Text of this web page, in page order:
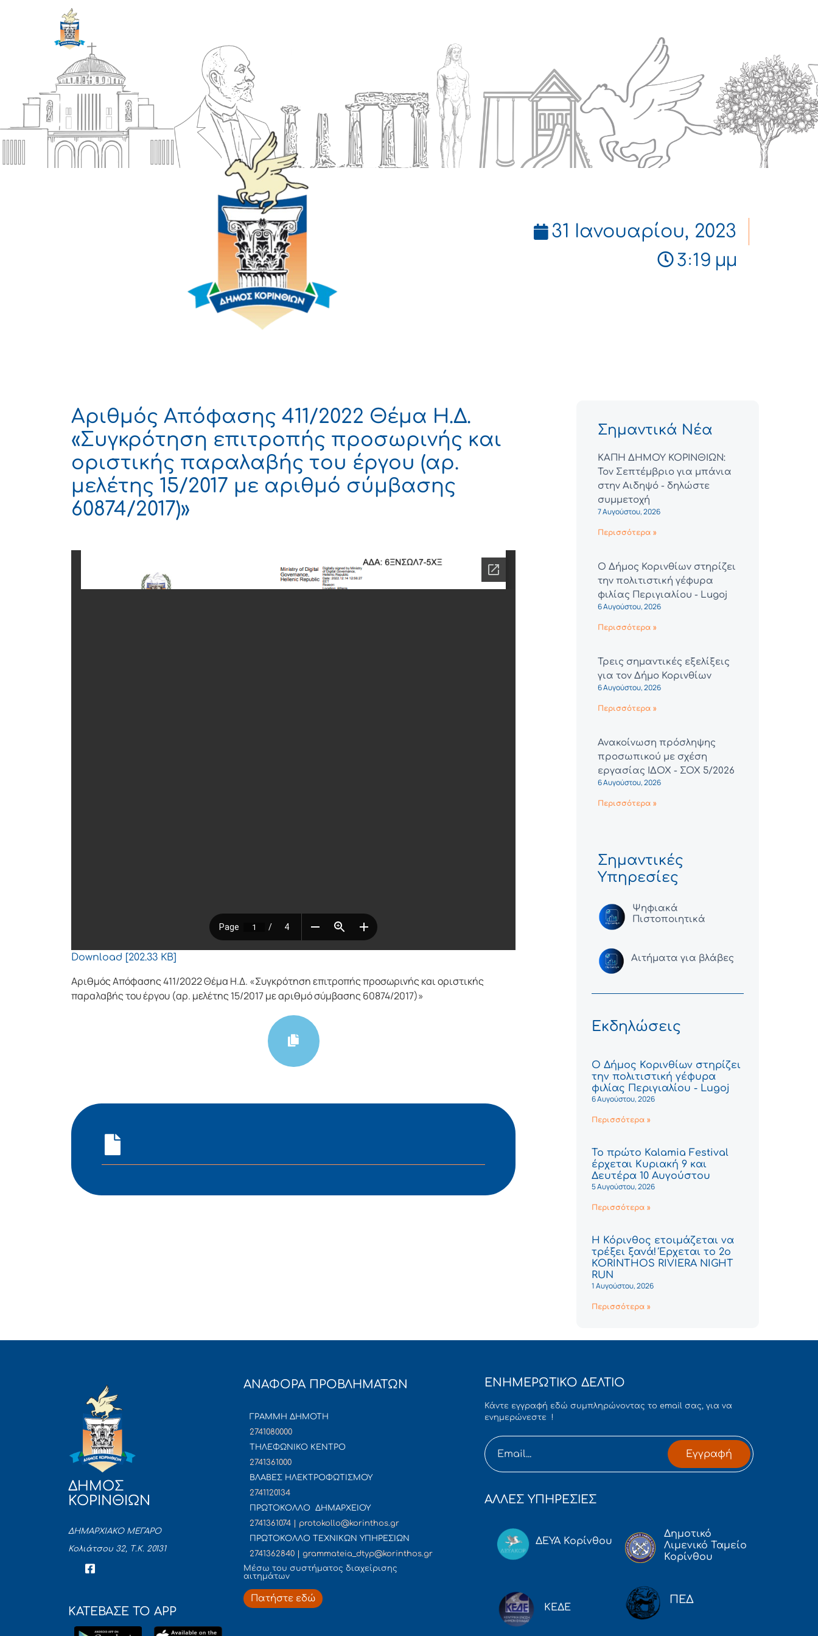
31 Ιανουαρίου, 2023
3:19 μμ
Αριθμός Απόφασης 411/2022 Θέμα Η.Δ.
«Συγκρότηση επιτροπής προσωρινής και
οριστικής παραλαβής του έργου (αρ.
μελέτης 15/2017 με αριθμό σύμβασης
60874/2017)»
Download [202.33 KB]
Αριθμός Απόφασης 411/2022 Θέμα Η.Δ. «Συγκρότηση επιτροπής προσωρινής και οριστικής
παραλαβής του έργου (αρ. μελέτης 15/2017 με αριθμό σύμβασης 60874/2017)»
Σημαντικά Νέα
ΚΑΠΗ ΔΗΜΟΥ ΚΟΡΙΝΘΙΩΝ:
Τον Σεπτέμβριο για μπάνια
στην Αιδηψό - δηλώστε
συμμετοχή
7 Αυγούστου, 2026
Περισσότερα »
Ο Δήμος Κορινθίων στηρίζει
την πολιτιστική γέφυρα
φιλίας Περιγιαλίου - Lugoj
6 Αυγούστου, 2026
Περισσότερα »
Τρεις σημαντικές εξελίξεις
για τον Δήμο Κορινθίων
6 Αυγούστου, 2026
Περισσότερα »
Ανακοίνωση πρόσληψης
προσωπικού με σχέση
εργασίας ΙΔΟΧ - ΣΟΧ 5/2026
6 Αυγούστου, 2026
Περισσότερα »
Σημαντικές
Υπηρεσίες
Ψηφιακά
Πιστοποιητικά
Αιτήματα για βλάβες
Εκδηλώσεις
Ο Δήμος Κορινθίων στηρίζει
την πολιτιστική γέφυρα
φιλίας Περιγιαλίου - Lugoj
6 Αυγούστου, 2026
Περισσότερα »
Το πρώτο Kalamia Festival
έρχεται Κυριακή 9 και
Δευτέρα 10 Αυγούστου
5 Αυγούστου, 2026
Περισσότερα »
Η Κόρινθος ετοιμάζεται να
τρέξει ξανά! Έρχεται το 2ο
KORINTHOS RIVIERA NIGHT
RUN
1 Αυγούστου, 2026
Περισσότερα »
ΔΗΜΟΣ
ΚΟΡΙΝΘΙΩΝ
ΔΗΜΑΡΧΙΑΚΟ ΜΕΓΑΡΟ
Κολιάτσου 32, Τ.Κ. 20131
ΚΑΤΕΒΑΣΕ ΤΟ APP
ΑΝΑΦΟΡΑ ΠΡΟΒΛΗΜΑΤΩΝ
ΓΡΑΜΜΗ ΔΗΜΟΤΗ
2741080000
ΤΗΛΕΦΩΝΙΚΟ ΚΕΝΤΡΟ
2741361000
ΒΛΑΒΕΣ ΗΛΕΚΤΡΟΦΩΤΙΣΜΟΥ
2741120134
ΠΡΩΤΟΚΟΛΛΟ ΔΗΜΑΡΧΕΙΟΥ
2741361074 | protokollo@korinthos.gr
ΠΡΩΤΟΚΟΛΛΟ ΤΕΧΝΙΚΩΝ ΥΠΗΡΕΣΙΩΝ
2741362840 | grammateia_dtyp@korinthos.gr
Mέσω του συστήματος διαχείρισης
αιτημάτων
Πατήστε εδώ
ΕΝΗΜΕΡΩΤΙΚΟ ΔΕΛΤΙΟ
Κάντε εγγραφή εδώ συμπληρώνοντας το email σας, για να
ενημερώνεστε !
Εγγραφή
ΑΛΛΕΣ ΥΠΗΡΕΣΙΕΣ
ΔΕΥΑ Κορίνθου
Δημοτικό
Λιμενικό Ταμείο
Κορίνθου
ΚΕΔΕ
ΠΕΔ